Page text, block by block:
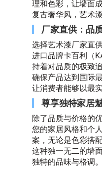
理和色彩，让墙面
复古奢华风，艺术
厂家直供：品
选择艺术漆厂家直
进口品牌卡百利（
持着对品质的极致
确保产品达到国际
让消费者能够以最
尊享独特家居
除了品质与价格的
您的家居风格和个
案，无论是色彩搭
这种独一无二的墙
独特的品味与格调。